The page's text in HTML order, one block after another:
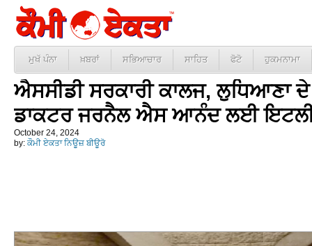
ਮੁਖੱ ਪੰਨਾ ਖ਼ਬਰਾਂ ਸਭਿਆਚਾਰ ਸਾਹਿਤ ਫੋਟੋ ਹੁਕਮਨਾਮਾ
ਐਸਸੀਡੀ ਸਰਕਾਰੀ ਕਾਲਜ, ਲੁਧਿਆਣਾ ਦੇ
ਡਾਕਟਰ ਜਰਨੈਲ ਐਸ ਆਨੰਦ ਲਈ ਇਟਲੀ
October 24, 2024
by: ਕੌਮੀ ਏਕਤਾ ਨਿਊਜ਼ ਬੀਊਰੋ